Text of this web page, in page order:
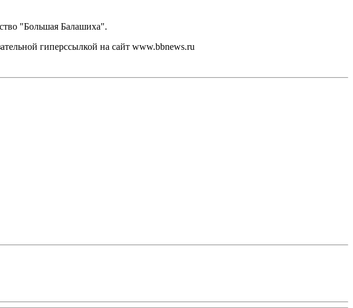
"Большая Балашиха".
гиперссылкой на сайт www.bbnews.ru